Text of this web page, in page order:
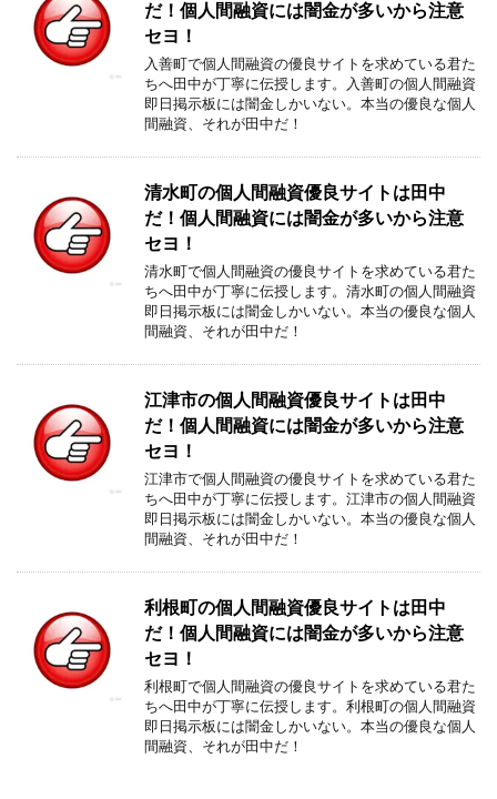
だ！個人間融資には闇金が多いから注意
セヨ！
入善町で個人間融資の優良サイトを求めている君た
ちへ田中が丁寧に伝授します。入善町の個人間融資
即日掲示板には闇金しかいない。本当の優良な個人
間融資、それが田中だ！
清水町の個人間融資優良サイトは田中
だ！個人間融資には闇金が多いから注意
セヨ！
清水町で個人間融資の優良サイトを求めている君た
ちへ田中が丁寧に伝授します。清水町の個人間融資
即日掲示板には闇金しかいない。本当の優良な個人
間融資、それが田中だ！
江津市の個人間融資優良サイトは田中
だ！個人間融資には闇金が多いから注意
セヨ！
江津市で個人間融資の優良サイトを求めている君た
ちへ田中が丁寧に伝授します。江津市の個人間融資
即日掲示板には闇金しかいない。本当の優良な個人
間融資、それが田中だ！
利根町の個人間融資優良サイトは田中
だ！個人間融資には闇金が多いから注意
セヨ！
利根町で個人間融資の優良サイトを求めている君た
ちへ田中が丁寧に伝授します。利根町の個人間融資
即日掲示板には闇金しかいない。本当の優良な個人
間融資、それが田中だ！